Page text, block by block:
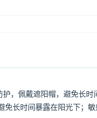
，佩戴遮阳帽，避免长时
免长时间暴露在阳光下；